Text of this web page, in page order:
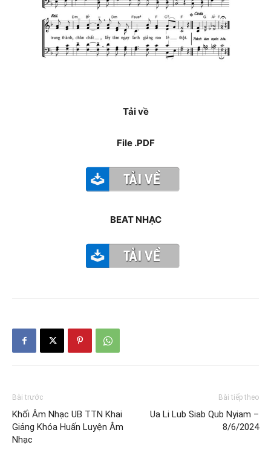
Tải về
File .PDF
BEAT NHẠC
Bài trước
Khối Âm Nhạc UB TTN Khai
Giảng Khóa Huấn Luyện Âm
Nhạc
Bài tiếp theo
Ua Li Lub Siab Qub Nyiam –
8/6/2024